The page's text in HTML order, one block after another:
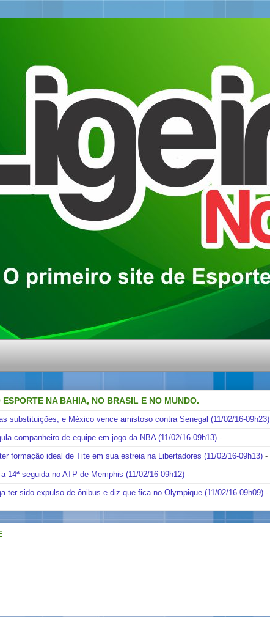
ESPORTE NA BAHIA, NO BRASIL E NO MUNDO.
substituições, e México vence amistoso contra Senegal (11/02/16-09h23)
companheiro de equipe em jogo da NBA (11/02/16-09h13) -
formação ideal de Tite em sua estreia na Libertadores (11/02/16-09h13) -
14ª seguida no ATP de Memphis (11/02/16-09h12) -
ter sido expulso de ônibus e diz que fica no Olympique (11/02/16-09h09) -